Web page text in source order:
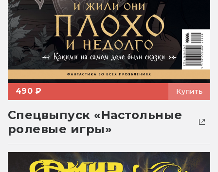
490 ₽ Купить
Спецвыпуск «Настольные
ролевые игры»